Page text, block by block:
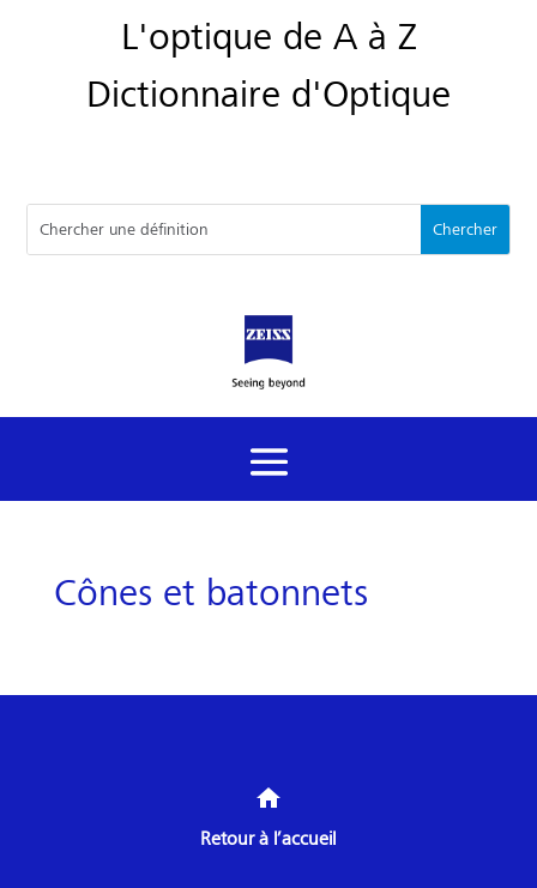
L'optique de A à Z
Dictionnaire d'Optique
Cônes et batonnets
home
Retour à l’accueil